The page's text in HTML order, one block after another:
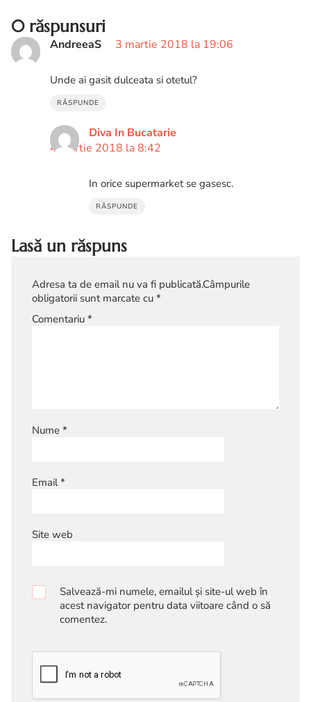
0 răspunsuri
AndreeaS 3 martie 2018 la 19:06
Unde ai gasit dulceata si otetul?
RĂSPUNDE
Diva In Bucatarie
4 martie 2018 la 8:42
In orice supermarket se gasesc.
RĂSPUNDE
Lasă un răspuns
Adresa ta de email nu va fi publicată.Câmpurile
obligatorii sunt marcate cu *
Comentariu *
Nume *
Email*
Site web
Salvează-mi numele, emailul și site-ul web în
acest navigator pentru data viitoare când o să
comentez.